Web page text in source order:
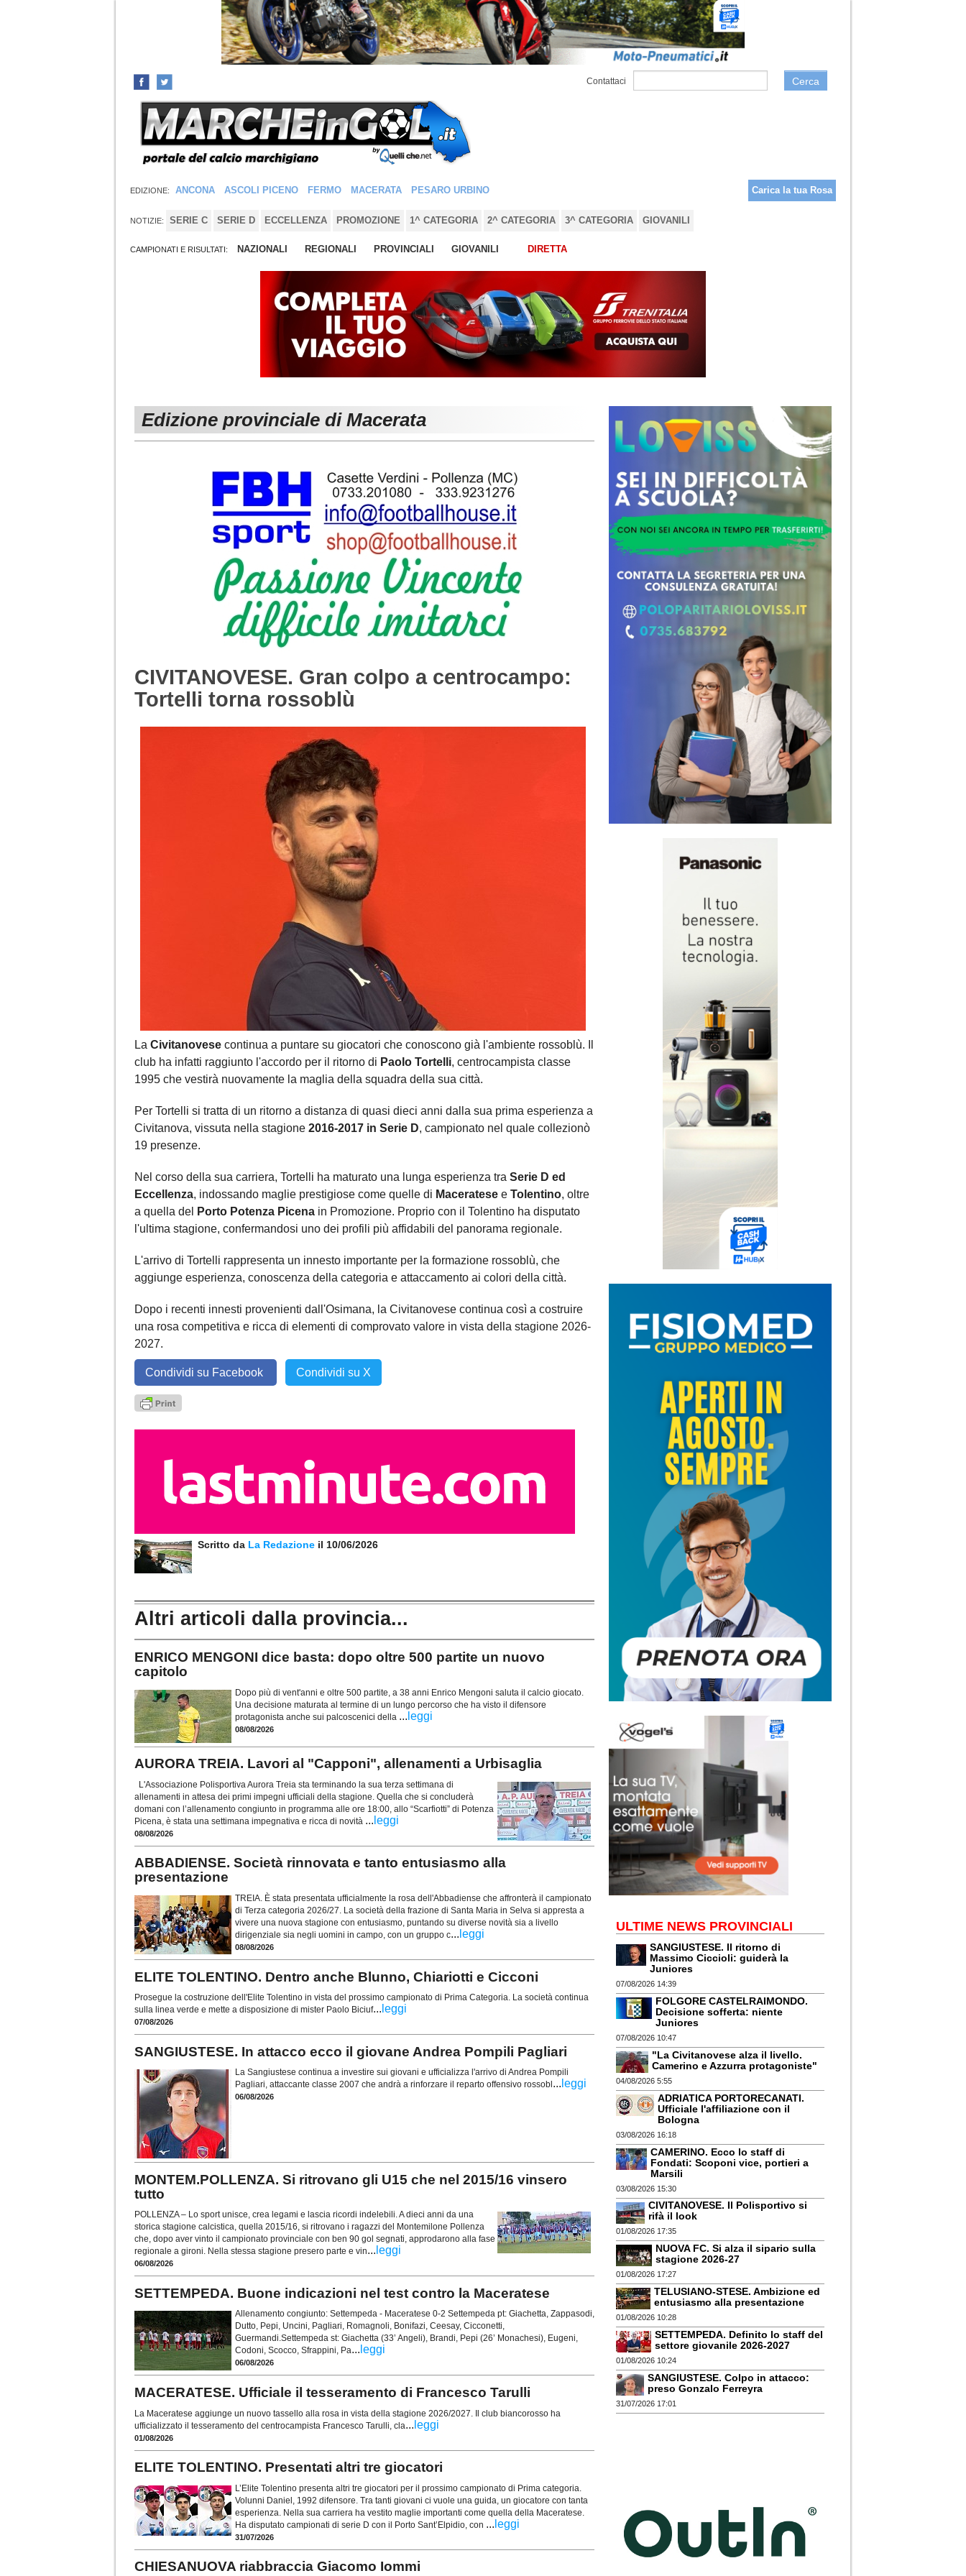
Contattaci Cerca
EDIZIONE: ANCONA ASCOLI PICENO FERMO MACERATA PESARO URBINO Carica la tua Rosa
NOTIZIE: SERIE C SERIE D ECCELLENZA PROMOZIONE 1^ CATEGORIA 2^ CATEGORIA 3^ CATEGORIA GIOVANILI
CAMPIONATI E RISULTATI: NAZIONALI REGIONALI PROVINCIALI GIOVANILI DIRETTA
Edizione provinciale di Macerata
CIVITANOVESE. Gran colpo a centrocampo:
Tortelli torna rossoblù
La Civitanovese continua a puntare su giocatori che conoscono già l'ambiente rossoblù. Il
club ha infatti raggiunto l'accordo per il ritorno di Paolo Tortelli, centrocampista classe
1995 che vestirà nuovamente la maglia della squadra della sua città.
Per Tortelli si tratta di un ritorno a distanza di quasi dieci anni dalla sua prima esperienza a
Civitanova, vissuta nella stagione 2016-2017 in Serie D, campionato nel quale collezionò
19 presenze.
Nel corso della sua carriera, Tortelli ha maturato una lunga esperienza tra Serie D ed
Eccellenza, indossando maglie prestigiose come quelle di Maceratese e Tolentino, oltre
a quella del
Porto Potenza Picena in Promozione. Proprio con il Tolentino ha disputato
l'ultima stagione, confermandosi uno dei profili più affidabili del panorama regionale.
L'arrivo di Tortelli rappresenta un innesto importante per la formazione rossoblù, che
aggiunge esperienza, conoscenza della categoria e attaccamento ai colori della città.
Dopo i recenti innesti provenienti dall'Osimana, la Civitanovese continua così a costruire
una rosa competitiva e ricca di elementi di comprovato valore in vista della stagione 2026-
2027.
Condividi su Facebook Condividi su X
Scritto da La Redazione il 10/06/2026
Altri articoli dalla provincia...
ENRICO MENGONI dice basta: dopo oltre 500 partite un nuovo
capitolo
Dopo più di vent'anni e oltre 500 partite, a 38 anni Enrico Mengoni saluta il calcio giocato.
Una decisione maturata al termine di un lungo percorso che ha visto il difensore
protagonista anche sui palcoscenici della ... leggi
08/08/2026
AURORA TREIA. Lavori al "Capponi", allenamenti a Urbisaglia
L'Associazione Polisportiva Aurora Treia sta terminando la sua terza settimana di
allenamenti in attesa dei primi impegni ufficiali della stagione. Quella che si concluderà
domani con l’allenamento congiunto in programma alle ore 18:00, allo “Scarfiotti” di Potenza
Picena, è stata una settimana impegnativa e ricca di novità ... leggi
08/08/2026
ABBADIENSE. Società rinnovata e tanto entusiasmo alla
presentazione
TREIA. È stata presentata ufficialmente la rosa dell'Abbadiense che affronterà il campionato
di Terza categoria 2026/27. La società della frazione di Santa Maria in Selva si appresta a
vivere una nuova stagione con entusiasmo, puntando su diverse novità sia a livello
dirigenziale sia negli uomini in campo, con un gruppo c... leggi
08/08/2026
ELITE TOLENTINO. Dentro anche Blunno, Chiariotti e Cicconi
Prosegue la costruzione dell'Elite Tolentino in vista del prossimo campionato di Prima Categoria. La società continua
sulla linea verde e mette a disposizione di mister Paolo Biciuf... leggi
07/08/2026
SANGIUSTESE. In attacco ecco il giovane Andrea Pompili Pagliari
La Sangiustese continua a investire sui giovani e ufficializza l'arrivo di Andrea Pompili
Pagliari, attaccante classe 2007 che andrà a rinforzare il reparto offensivo rossobl ... leggi
06/08/2026
MONTEM.POLLENZA. Si ritrovano gli U15 che nel 2015/16 vinsero
tutto
POLLENZA – Lo sport unisce, crea legami e lascia ricordi indelebili. A dieci anni da una
storica stagione calcistica, quella 2015/16, si ritrovano i ragazzi del Montemilone Pollenza
che, dopo aver vinto il campionato provinciale con ben 90 gol segnati, approdarono alla fase
regionale a gironi. Nella stessa stagione presero parte e vin... leggi
06/08/2026
SETTEMPEDA. Buone indicazioni nel test contro la Maceratese
Allenamento congiunto: Settempeda - Maceratese 0-2 Settempeda pt: Giachetta, Zappasodi,
Dutto, Pepi, Uncini, Pagliari, Romagnoli, Bonifazi, Ceesay, Cicconetti,
Guermandi.Settempeda st: Giachetta (33’ Angeli), Brandi, Pepi (26’ Monachesi), Eugeni,
Codoni, Scocco, Sfrappini, Pa... leggi
06/08/2026
MACERATESE. Ufficiale il tesseramento di Francesco Tarulli
La Maceratese aggiunge un nuovo tassello alla rosa in vista della stagione 2026/2027. Il club biancorosso ha
ufficializzato il tesseramento del centrocampista Francesco Tarulli, cla... leggi
01/08/2026
ELITE TOLENTINO. Presentati altri tre giocatori
L’Elite Tolentino presenta altri tre giocatori per il prossimo campionato di Prima categoria.
Volunni Daniel, 1992 difensore. Tra tanti giovani ci vuole una guida, un giocatore con tanta
esperienza. Nella sua carriera ha vestito maglie importanti come quella della Maceratese.
Ha disputato campionati di serie D con il Porto Sant’Elpidio, con ... leggi
31/07/2026
CHIESANUOVA riabbraccia Giacomo Iommi
ULTIME NEWS PROVINCIALI
SANGIUSTESE. Il ritorno di
Massimo Ciccioli: guiderà la
Juniores
07/08/2026 14:39
FOLGORE CASTELRAIMONDO.
Decisione sofferta: niente
Juniores
07/08/2026 10:47
"La Civitanovese alza il livello.
Camerino e Azzurra protagoniste"
04/08/2026 5:55
ADRIATICA PORTORECANATI.
Ufficiale l'affiliazione con il
Bologna
03/08/2026 16:18
CAMERINO. Ecco lo staff di
Fondati: Scoponi vice, portieri a
Marsili
03/08/2026 15:30
CIVITANOVESE. Il Polisportivo si
rifà il look
01/08/2026 17:35
NUOVA FC. Si alza il sipario sulla
stagione 2026-27
01/08/2026 17:27
TELUSIANO-STESE. Ambizione ed
entusiasmo alla presentazione
01/08/2026 10:28
SETTEMPEDA. Definito lo staff del
settore giovanile 2026-2027
01/08/2026 10:24
SANGIUSTESE. Colpo in attacco:
preso Gonzalo Ferreyra
31/07/2026 17:01